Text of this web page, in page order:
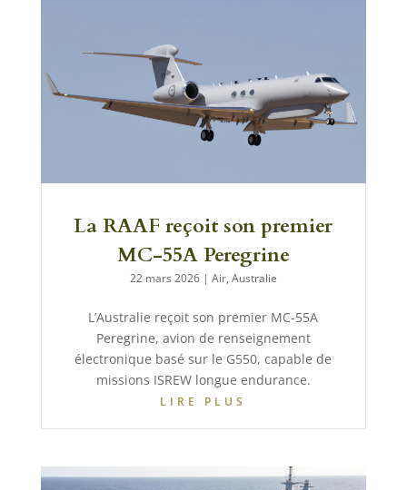
La RAAF reçoit son premier
MC-55A Peregrine
22 mars 2026| Air, Australie
L’Australie reçoit son premier MC-55A
Peregrine, avion de renseignement
électronique basé sur le G550, capable de
missions ISREW longue endurance.
LIRE PLUS